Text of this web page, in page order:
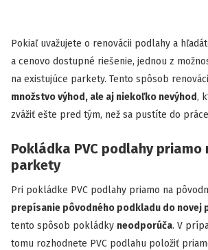
Pokiaľ uvažujete o renovácii podlahy a
a cenovo dostupné riešenie, jednou z
na existujúce parkety. Tento spôsob
množstvo výhod, ale aj niekoľko nevýhod,
zvážiť ešte pred tým, než sa pustíte do
Pokládka PVC podlahy priamo
parkety
Pri pokládke PVC podlahy priamo na
prepísanie pôvodného podkladu do novej
tento spôsob pokládky neodporúča. V
tomu rozhodnete PVC podlahu položiť